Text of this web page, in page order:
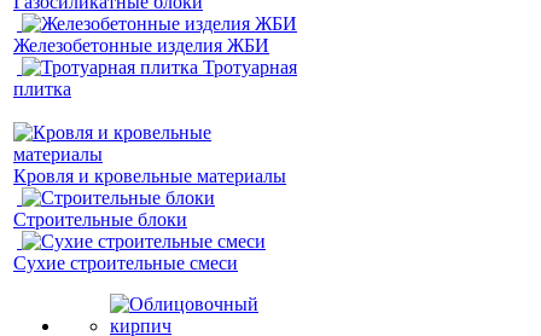
Железобетонные изделия ЖБИ
Тротуарная
плитка
Кровля и кровельные материалы
Строительные блоки
Сухие строительные смеси